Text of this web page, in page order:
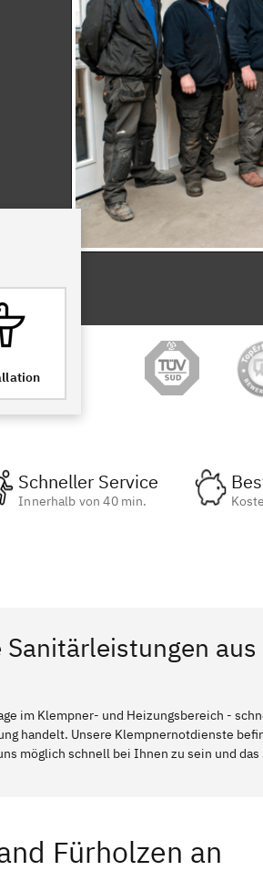
Schneller Service
Innerhalb von 40 min.
im Klempner- und Heizungsbereich -
handelt. Unsere Klempnernotdienste
möglich schnell bei Ihnen zu sein und das
Fürholzen an